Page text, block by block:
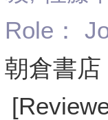
Role：
朝倉書